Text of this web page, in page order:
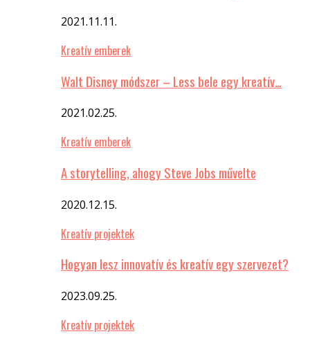
2021.11.11.
Kreatív emberek
Walt Disney módszer – Less bele egy kreatív…
2021.02.25.
Kreatív emberek
A storytelling, ahogy Steve Jobs művelte
2020.12.15.
Kreatív projektek
Hogyan lesz innovatív és kreatív egy szervezet?
2023.09.25.
Kreatív projektek